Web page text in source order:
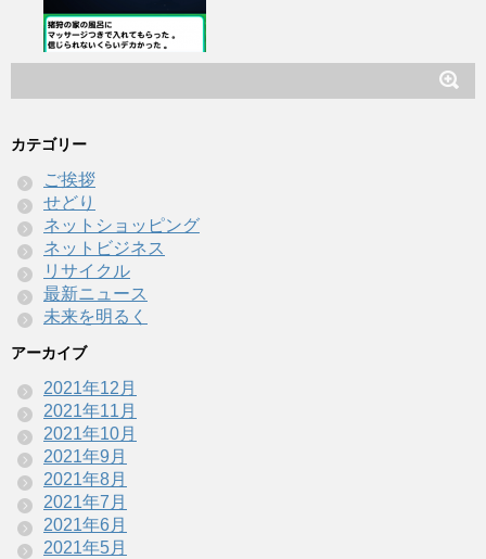
カテゴリー
ご挨拶
せどり
ネットショッピング
ネットビジネス
リサイクル
最新ニュース
未来を明るく
アーカイブ
2021年12月
2021年11月
2021年10月
2021年9月
2021年8月
2021年7月
2021年6月
2021年5月